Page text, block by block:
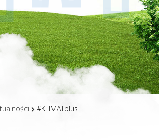
#KLIMATplus